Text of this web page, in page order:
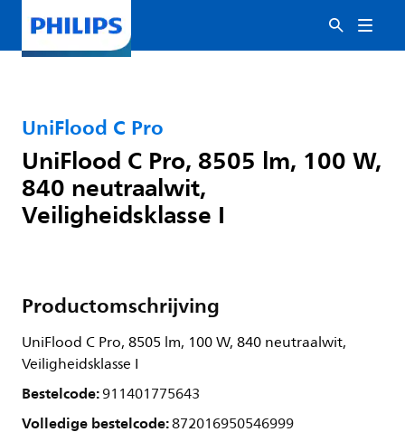
UniFlood C Pro
UniFlood C Pro, 8505 lm, 100 W,
840 neutraalwit,
Veiligheidsklasse I
Productomschrijving
UniFlood C Pro, 8505 lm, 100 W, 840 neutraalwit,
Veiligheidsklasse I
Bestelcode:911401775643
Volledige bestelcode:872016950546999